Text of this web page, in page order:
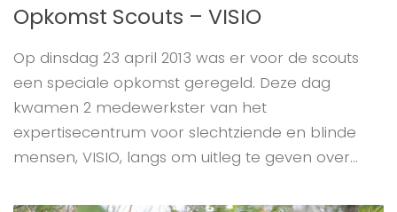
Opkomst Scouts – VISIO
Op dinsdag 23 april 2013 was er voor de scouts
een speciale opkomst geregeld. Deze dag
kwamen 2 medewerkster van het
expertisecentrum voor slechtziende en blinde
mensen, VISIO, langs om uitleg te geven over...